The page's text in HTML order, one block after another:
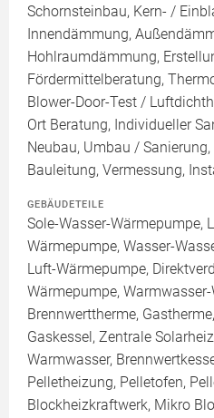
Schornsteinbau, Kern- /
Innendämmung,
Hohlraumdämmung,
Fördermittelberatung,
Blower-Door-Test /
Ort Beratung, Individueller
Neubau, Umbau /
Bauleitung, Vermessung,
GEBÄUDETEILE
Sole-Wasser-Wärmepumpe,
Wärmepumpe, Wasser-
Luft-Wärmepumpe,
Wärmepumpe,
Brennwerttherme,
Gaskessel, Zentrale
Warmwasser,
Pelletheizung, Pelletofen,
Blockheizkraftwerk, Mikro